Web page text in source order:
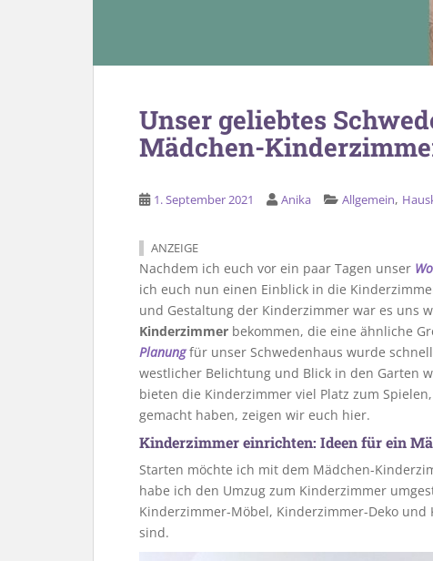
Unser geliebtes
Mädchen-
1. September 2021 Anika Allgemein,
ANZEIGE
Nachdem ich euch vor ein paar Tagen unser
ich euch nun einen Einblick in die
und Gestaltung der Kinderzimmer war es uns
Kinderzimmer bekommen, die eine ähnliche
Planungfür unser Schwedenhaus wurde
westlicher Belichtung und Blick in den Garten
bieten die Kinderzimmer viel Platz zum
gemacht haben, zeigen wir euch hier.
Kinderzimmer einrichten: Ideen für ein
Starten möchte ich mit dem Mädchen-
habe ich den Umzug zum Kinderzimmer
Kinderzimmer-Möbel, Kinderzimmer-Deko
sind.